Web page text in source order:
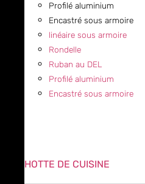
Profilé aluminium
Encastré sous armoire
linéaire sous armoire
Rondelle
Ruban au DEL
Profilé aluminium
Encastré sous armoire
HOTTE DE CUISINE